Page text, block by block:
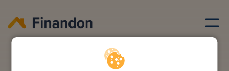
Ciudades hipotecas